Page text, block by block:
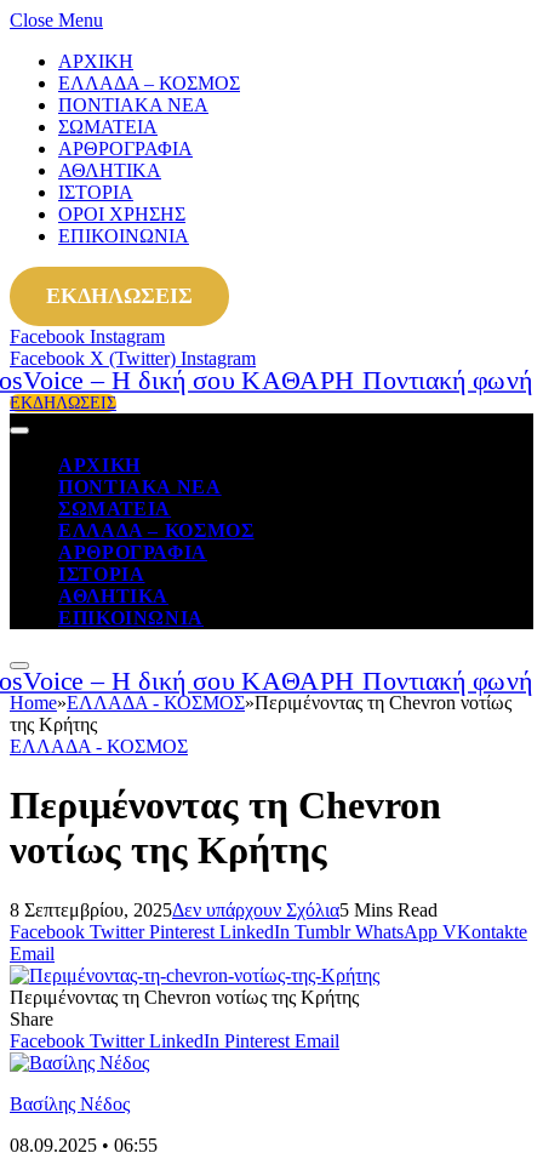
Close Menu
ΑΡΧΙΚΗ
ΕΛΛΑΔΑ – ΚΟΣΜΟΣ
ΠΟΝΤΙΑΚΑ ΝΕΑ
ΣΩΜΑΤΕΙΑ
ΑΡΘΡΟΓΡΑΦΙΑ
ΑΘΛΗΤΙΚΑ
ΙΣΤΟΡΙΑ
ΟΡΟΙ ΧΡΗΣΗΣ
ΕΠΙΚΟΙΝΩΝΙΑ
ΕΚΔΗΛΩΣΕΙΣ
Facebook Instagram
Facebook X (Twitter) Instagram
ΕΚΔΗΛΩΣΕΙΣ
ΑΡΧΙΚΗ
ΠΟΝΤΙΑΚΑ ΝΕΑ
ΣΩΜΑΤΕΙΑ
ΕΛΛΑΔΑ – ΚΟΣΜΟΣ
ΑΡΘΡΟΓΡΑΦΙΑ
ΙΣΤΟΡΙΑ
ΑΘΛΗΤΙΚΑ
ΕΠΙΚΟΙΝΩΝΙΑ
Home»ΕΛΛΑΔΑ - ΚΟΣΜΟΣ»Περιμένοντας τη Chevron νοτίως
της Κρήτης
ΕΛΛΑΔΑ - ΚΟΣΜΟΣ
Περιμένοντας τη Chevron
νοτίως της Κρήτης
8 Σεπτεμβρίου, 2025Δεν υπάρχουν Σχόλια5 Mins Read
Facebook Twitter Pinterest LinkedIn Tumblr WhatsApp VKontakte
Email
Περιμένοντας τη Chevron νοτίως της Κρήτης
Share
Facebook Twitter LinkedIn Pinterest Email
Βασίλης Νέδος
08.09.2025 • 06:55